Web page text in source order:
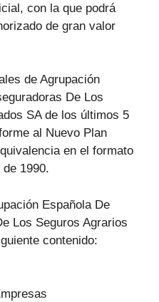
con la que podrá
de gran valor
de Agrupación
De Los
SA de los últimos 5
al Nuevo Plan
en el formato
1990.
Española De
Los Seguros Agrarios
contenido: